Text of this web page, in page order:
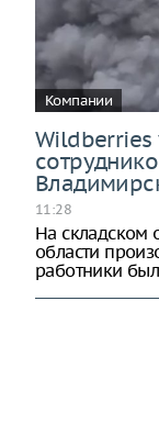
Компании
Wildberries
11:28
На складском
области
работники